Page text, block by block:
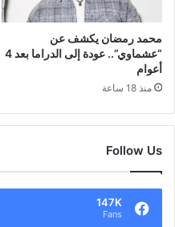
محمد رمضان يكشف عن
“عشماوي”.. عودة إلى الدراما بعد 4
أعوام
منذ 18 ساعة
Follow Us
147K
Fans